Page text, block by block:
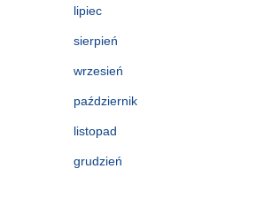
lipiec
sierpień
wrzesień
październik
listopad
grudzień